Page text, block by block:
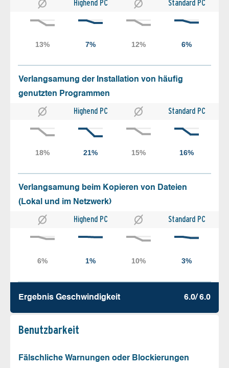
Highend PC Standard PC
Verlangsamung der Installation von häufig
genutzten Programmen
Highend PC Standard PC
Verlangsamung beim Kopieren von Dateien
(Lokal und im Netzwerk)
Highend PC Standard PC
Ergebnis Geschw­indigkeit 6.0/ 6.0
Benutz­barkeit
Fälschliche Warnungen oder Blockierungen